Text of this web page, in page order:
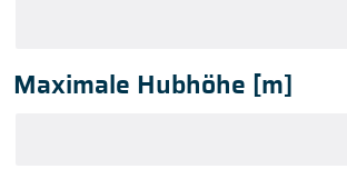
Maximale Hubhöhe [m]